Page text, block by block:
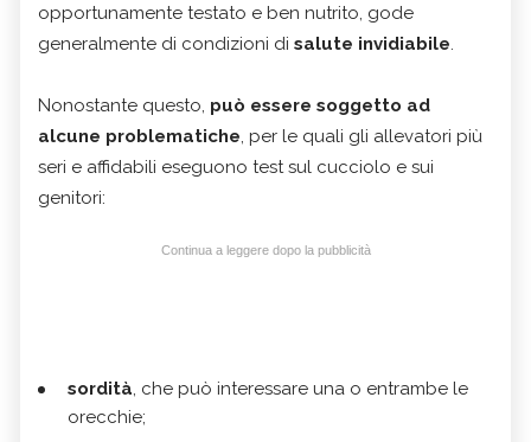
opportunamente testato e ben nutrito, gode
generalmente di condizioni di salute invidiabile
Nonostante questo, può essere soggetto ad
alcune problematiche , per le quali gli allevatori più
seri e affidabili eseguono test sul cucciolo e sui
genitori:
Continua a leggere dopo la pubblicità
sordità , che può interessare una o entrambe le
orecchie;